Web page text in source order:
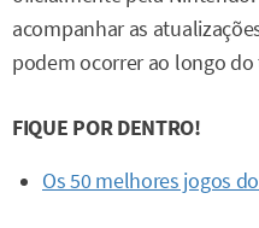
acompanhar as
podem ocorrer ao longo
FIQUE POR DENTRO!
Os 50 melhores jogos